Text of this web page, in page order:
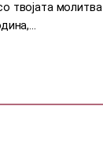
твојата молитва